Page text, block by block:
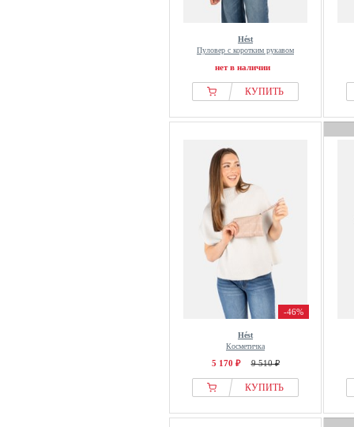
Hést
Пуловер с коротким рукавом
нет в наличии
КУПИТЬ
-46%
Hést
Косметичка
5 170 ₽ 9 510 ₽
КУПИТЬ